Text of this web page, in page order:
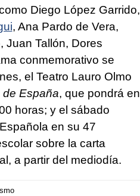
Diego López Garrido,
, Ana Pardo de Vera,
Juan Tallón, Dores
conmemorativo se
el Teatro Lauro Olmo
de España, que pondrá en
horas; y el sábado
en su 47
sobre la carta
a partir del mediodía.